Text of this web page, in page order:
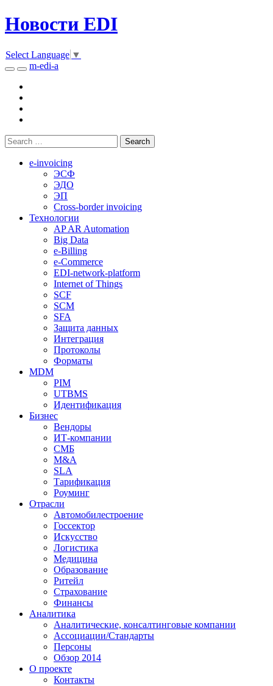
Новости EDI
Select Language ▼
m-edi-a
e-invoicing
ЭСФ
ЭДО
ЭП
Cross-border invoicing
Технологии
AP AR Automation
Big Data
e-Billing
e-Commerce
EDI-network-platform
Internet of Things
SCF
SCM
SFA
Защита данных
Интеграция
Протоколы
Форматы
MDM
PIM
UTBMS
Идентификация
Бизнес
Вендоры
ИТ-компании
СМБ
M&A
SLA
Тарификация
Роуминг
Отрасли
Автомобилестроение
Госсектор
Искусство
Логистика
Медицина
Образование
Ритейл
Страхование
Финансы
Аналитика
Аналитические, консалтинговые компании
Ассоциации/Стандарты
Персоны
Обзор 2014
О проекте
Контакты